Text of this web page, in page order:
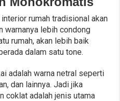
rumah tradisional akan
warnanya lebih condong
rumah, akan lebih baik
dalam satu tone.
adalah warna netral seperti
dan lainnya. Jadi jika
coklat adalah jenis utama